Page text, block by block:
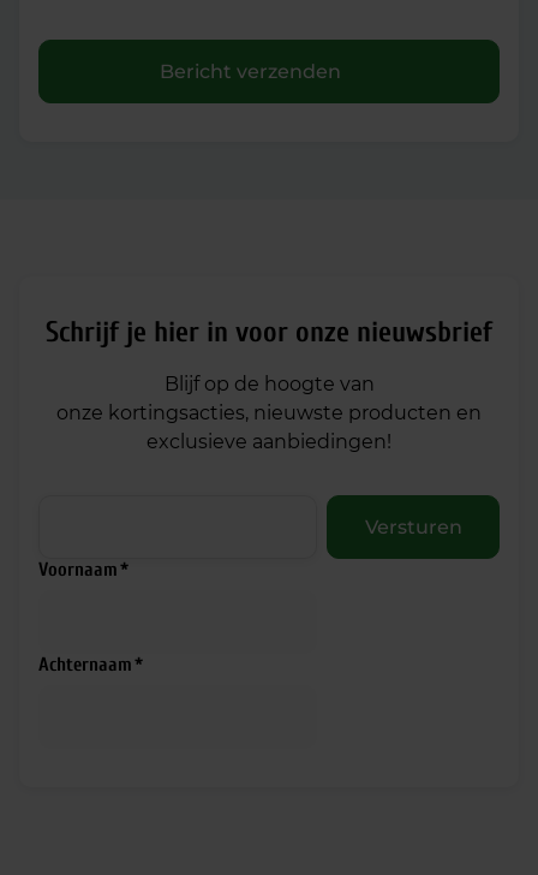
Bericht verzenden
Schrijf je hier in voor onze nieuwsbrief
Blijf op de hoogte van
onze kortingsacties, nieuwste producten en
exclusieve aanbiedingen!
Voornaam
Achternaam
Versturen